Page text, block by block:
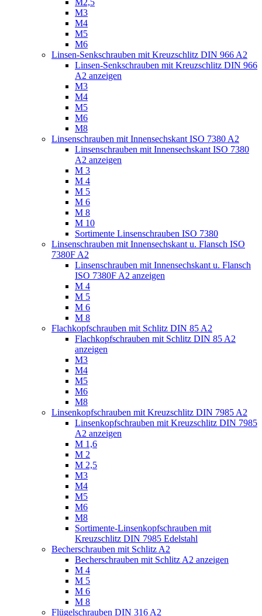
M3
M4
M5
M6
Linsen-Senkschrauben mit Kreuzschlitz DIN 966 A2
Linsen-Senkschrauben mit Kreuzschlitz DIN 966
A2 anzeigen
M3
M4
M5
M6
M8
Linsenschrauben mit Innensechskant ISO 7380 A2
Linsenschrauben mit Innensechskant ISO 7380
A2 anzeigen
M 3
M 4
M 5
M 6
M 8
M 10
Sortimente Linsenschrauben ISO 7380
Linsenschrauben mit Innensechskant u. Flansch ISO
7380F A2
Linsenschrauben mit Innensechskant u. Flansch
ISO 7380F A2 anzeigen
M 4
M 5
M 6
M 8
Flachkopfschrauben mit Schlitz DIN 85 A2
Flachkopfschrauben mit Schlitz DIN 85 A2
anzeigen
M3
M4
M5
M6
M8
Linsenkopfschrauben mit Kreuzschlitz DIN 7985 A2
Linsenkopfschrauben mit Kreuzschlitz DIN 7985
A2 anzeigen
M 1,6
M 2
M 2,5
M3
M4
M5
M6
M8
Sortimente-Linsenkopfschrauben mit
Kreuzschlitz DIN 7985 Edelstahl
Becherschrauben mit Schlitz A2
Becherschrauben mit Schlitz A2 anzeigen
M 4
M 5
M 6
M 8
Flügelschrauben DIN 316 A2